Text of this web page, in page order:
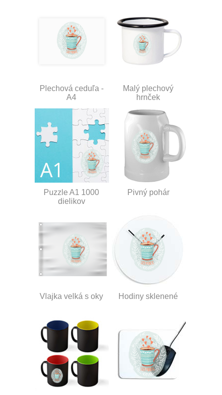
Plechová ceduľa -
A4
Malý plechový
hrnček
Puzzle A1 1000
dielikov
Pivný pohár
Vlajka velká s oky Hodiny sklenené